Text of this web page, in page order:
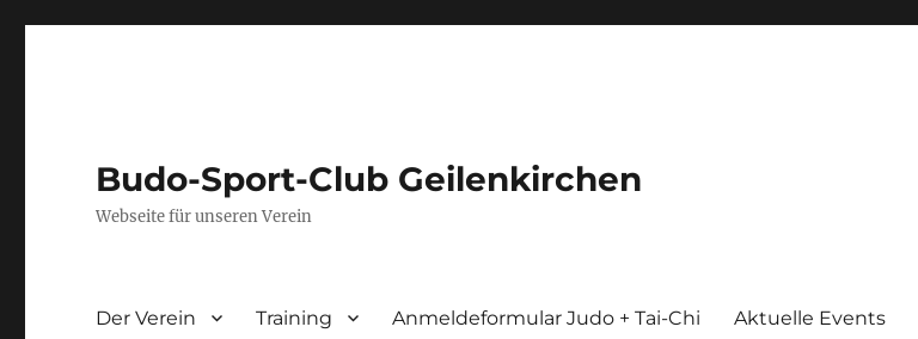
Budo-Sport-Club Geilenkirchen
Webseite für unseren Verein
Der Verein Training Anmeldeformular Judo + Tai-Chi Aktuelle Events